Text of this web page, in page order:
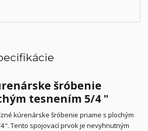
šróbenie
tesnením 5/4 "
kúrenárske šróbenie priame s plochým
Tento spojovací prvok je nevyhnutným